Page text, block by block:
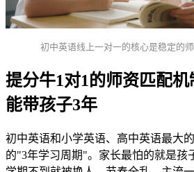
初中英语线上一对一的核心是稳定的
提分牛1对1的师资匹配
能带孩子3年
初中英语和小学英语、高中英语最
的"3年学习周期"。家长最怕的就是孩